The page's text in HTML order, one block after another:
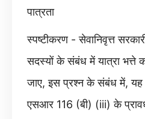
पात्रता
स्पष्टीकरण - सेवानिवृत्त
सदस्यों के संबंध में यात्रा भत्ते
जाए, इस प्रश्न के संबंध में, यह
एसआर 116 (बी) (iii) के